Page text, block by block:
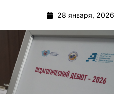
28 января, 2026